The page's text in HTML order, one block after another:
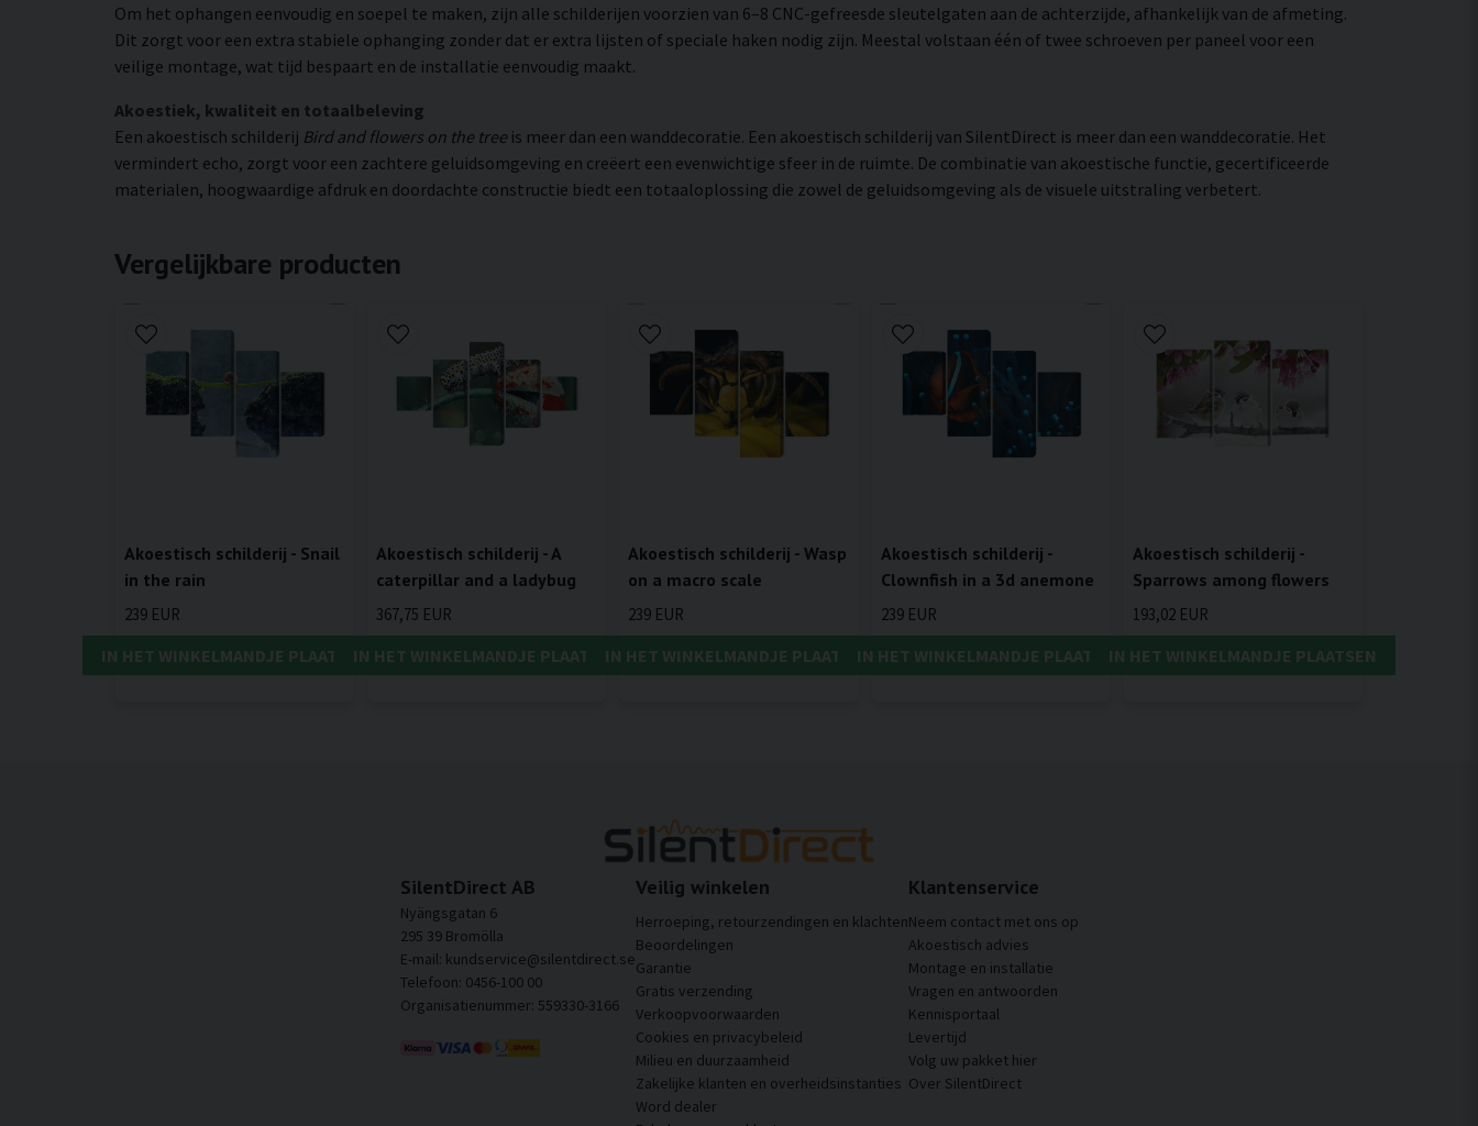
Om het ophangen eenvoudig en soepel te maken, zijn alle schilderijen voorzien van 6–8 CNC-gefreesde sleutelgaten aan de achterzijde, afhankelijk van de afmeting.
Dit zorgt voor een extra stabiele ophanging zonder dat er extra lijsten of speciale haken nodig zijn. Meestal volstaan één of twee schroeven per paneel voor een
veilige montage, wat tijd bespaart en de installatie eenvoudig maakt.
Akoestiek, kwaliteit en totaalbeleving
Een akoestisch schilderij Bird and flowers on the tree is meer dan een wanddecoratie. Een akoestisch schilderij van SilentDirect is meer dan een wanddecoratie. Het
vermindert echo, zorgt voor een zachtere geluidsomgeving en creëert een evenwichtige sfeer in de ruimte. De combinatie van akoestische functie, gecertificeerde
materialen, hoogwaardige afdruk en doordachte constructie biedt een totaaloplossing die zowel de geluidsomgeving als de visuele uitstraling verbetert.
Vergelijkbare producten
Akoestisch schilderij - Snail
in the rain
239 EUR
IN HET WINKELMANDJE PLAATSEN
Akoestisch schilderij - A
caterpillar and a ladybug
367,75 EUR
IN HET WINKELMANDJE PLAATSEN
Akoestisch schilderij - Wasp
on a macro scale
239 EUR
IN HET WINKELMANDJE PLAATSEN
Akoestisch schilderij -
Clownfish in a 3d anemone
239 EUR
IN HET WINKELMANDJE PLAATSEN
Akoestisch schilderij -
Sparrows among flowers
193,02 EUR
IN HET WINKELMANDJE PLAATSEN
SilentDirect AB
Nyängsgatan 6
295 39 Bromölla
E-mail: kundservice@silentdirect.se
Telefoon: 0456-100 00
Organisatienummer: 559330-3166
Veilig winkelen
Herroeping, retourzendingen en klachten
Beoordelingen
Garantie
Gratis verzending
Verkoopvoorwaarden
Cookies en privacybeleid
Milieu en duurzaamheid
Zakelijke klanten en overheidsinstanties
Word dealer
Klantenservice
Neem contact met ons op
Akoestisch advies
Montage en installatie
Vragen en antwoorden
Kennisportaal
Levertijd
Volg uw pakket hier
Over SilentDirect